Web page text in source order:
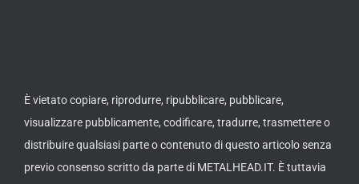
È vietato copiare, riprodurre, ripubblicare, pubblicare,
visualizzare pubblicamente, codificare, tradurre, trasmettere o
distribuire qualsiasi parte o contenuto di questo articolo senza
previo consenso scritto da parte di METALHEAD.IT. È tuttavia